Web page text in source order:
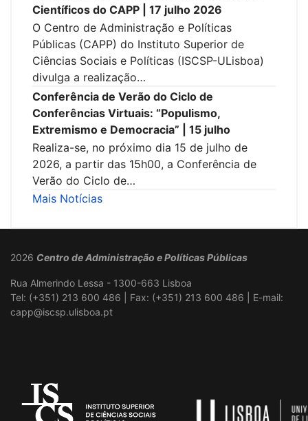
Científicos do CAPP | 17 julho 2026
O Centro de Administração e Políticas
Públicas (CAPP) do Instituto Superior de
Ciências Sociais e Políticas (ISCSP-ULisboa)
divulga a realização…
Conferência de Verão do Ciclo de
Conferências Virtuais: “Populismo,
Extremismo e Democracia” | 15 julho
Realiza-se, no próximo dia 15 de julho de
2026, a partir das 15h00, a Conferência de
Verão do Ciclo de…
Mais Notícias
2026 Centro de Administração e Políticas Públicas
Rua Almerindo Lessa - 1300-663 Lisboa
Tel: (+351) 213 600 486 | Fax: (+351) 213 600 486 | E-mail:
capp@iscsp.ulisboa.pt